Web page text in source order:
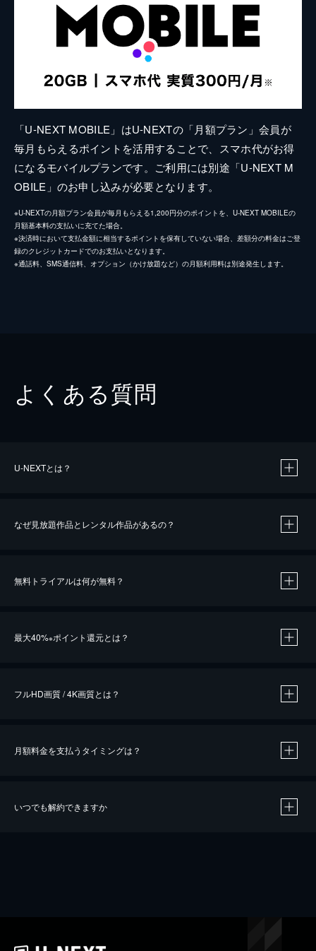
「U-NEXT MOBILE」はU-NEXTの「月額プラン」会員が
毎月もらえるポイントを活用することで、スマホ代がお得
になるモバイルプランです。ご利用には別途「U-NEXT M
OBILE」のお申し込みが必要となります。
※U-NEXTの月額プラン会員が毎月もらえる1,200円分のポイントを、U-NEXT MOBILEの
月額基本料の支払いに充てた場合。
※決済時において支払金額に相当するポイントを保有していない場合、差額分の料金はご登
録のクレジットカードでのお支払いとなります。
※通話料、SMS通信料、オプション（かけ放題など）の月額利用料は別途発生します。
よくある質問
U-NEXTとは？
なぜ見放題作品とレンタル作品があるの？
無料トライアルは何が無料？
最大40%※ポイント還元とは？
※40％ポイント還元の対象は、クレジットカード決済による作品の購入 / レンタルです。
iOSアプリのUコイン決済による作品の購入 / レンタルは、20％のポイント還元です。
フルHD画質 / 4K画質とは？
月額料金を支払うタイミングは？
いつでも解約できますか